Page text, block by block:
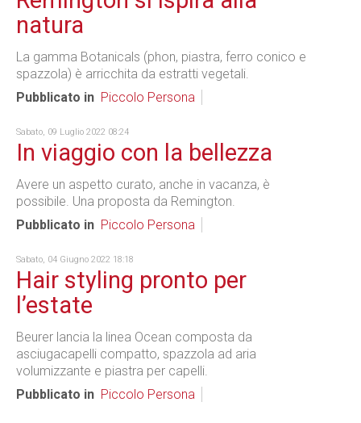
natura
La gamma Botanicals (phon, piastra, ferro conico e
spazzola) è arricchita da estratti vegetali.
Pubblicato in Piccolo Persona
Sabato, 09 Luglio 2022 08:24
In viaggio con la bellezza
Avere un aspetto curato, anche in vacanza, è
possibile. Una proposta da Remington.
Pubblicato in Piccolo Persona
Sabato, 04 Giugno 2022 18:18
Hair styling pronto per
l’estate
Beurer lancia la linea Ocean composta da
asciugacapelli compatto, spazzola ad aria
volumizzante e piastra per capelli.
Pubblicato in Piccolo Persona